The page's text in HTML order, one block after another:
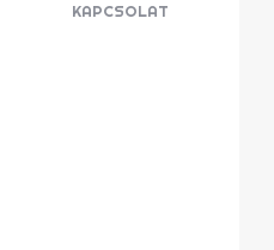
KAPCSOLAT